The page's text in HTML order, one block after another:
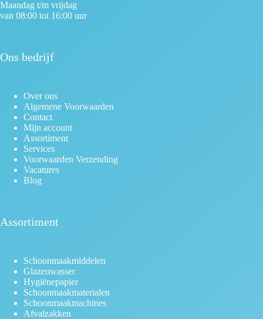
Maandag t/m vrijdag
van 08:00 tot 16:00 uur
Ons bedrijf
Over ons
Algemene Voorwaarden
Contact
Mijn account
Assortiment
Services
Voorwaarden Verzending
Vacatures
Blog
Assortiment
Schoonmaakmiddelen
Glazenwasser
Hygiënepapier
Schoonmaakmaterialen
Schoonmaakmachines
Afvalzakken